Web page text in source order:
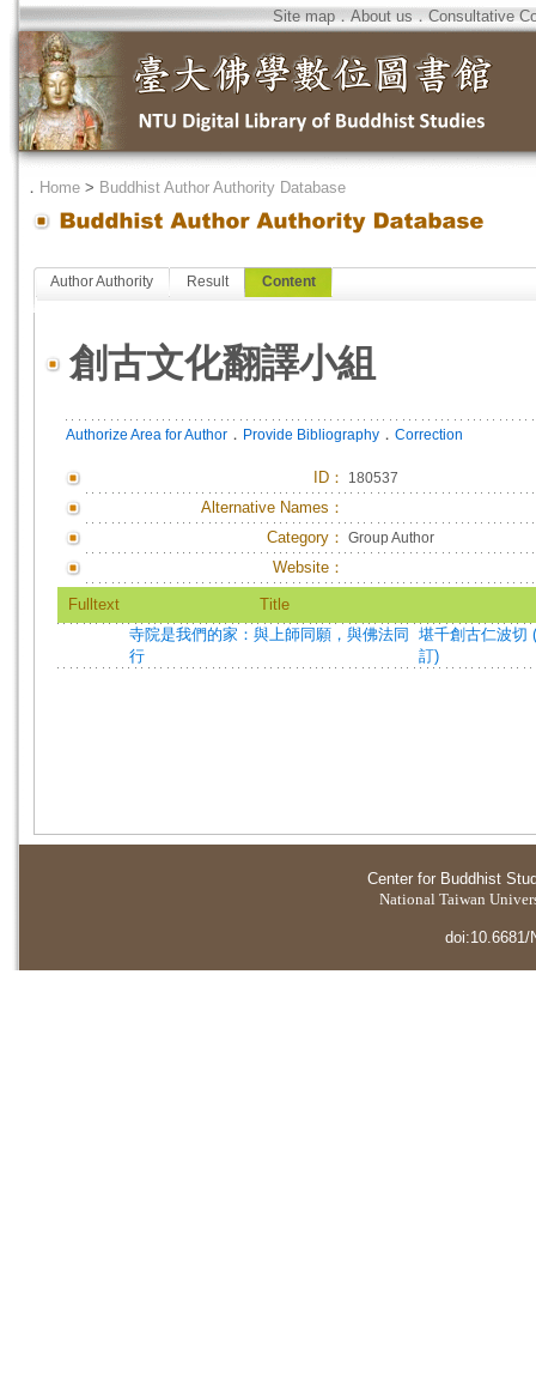
Site map．About us．Consultative
． Home > Buddhist Author Authority Database
Author Authority Result Content
創古文化翻譯小組
Authorize Area for Author ． Provide Bibliography ． Correction
ID ： 180537
Alternative Names：
Category： Group Author
Website：
Fulltext
Title
寺院是我們的家：與上師同願，與佛法同
行
堪千創古仁波切
訂)
Center for Buddhist
National Taiwan
doi:10.6681/